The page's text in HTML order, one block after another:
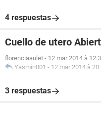
4 respuestas
Cuello de utero
florenciaaulet - 12 mar 2014 à
Yasmin001 - 12 mar 2014 à
3 respuestas